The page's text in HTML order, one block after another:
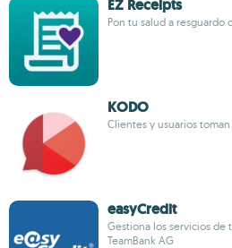
EZ Receipts
Pon tu salud a resguardo
KODO
Clientes y usuarios
easyCredit
Gestiona los servicios de
TeamBank AG